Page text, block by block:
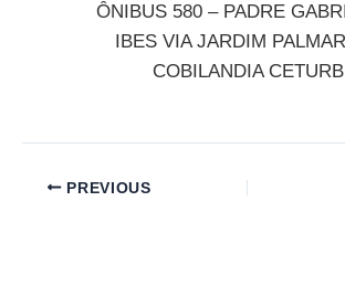
ÔNIBUS 580 – PADRE
IBES VIA JARDIM
COBILANDIA CETURB
PREVIOUS